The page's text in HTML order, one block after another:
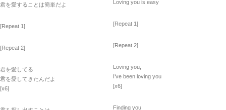
君を愛することは簡単だよ
[Repeat 1]
[Repeat 2]
君を愛してる
君を愛してきたんだよ
[x6]
Loving you is easy
[Repeat 1]
[Repeat 2]
Loving you,
I’ve been loving you
[x6]
Finding you